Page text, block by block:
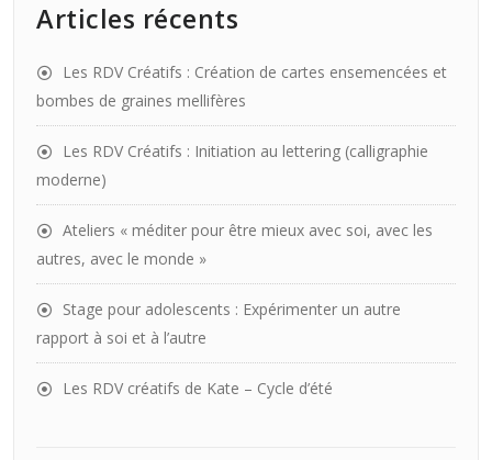
Articles récents
Les RDV Créatifs : Création de cartes ensemencées et
bombes de graines mellifères
Les RDV Créatifs : Initiation au lettering (calligraphie
moderne)
Ateliers « méditer pour être mieux avec soi, avec les
autres, avec le monde »
Stage pour adolescents : Expérimenter un autre
rapport à soi et à l’autre
Les RDV créatifs de Kate – Cycle d’été